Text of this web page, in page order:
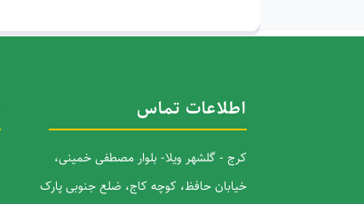
اطلاعات تماس
کرج - گلشهر ویلا- بلوار مصطفی خمینی،
خیابان حافظ، کوچه کاج، ضلع جنوبی پارک